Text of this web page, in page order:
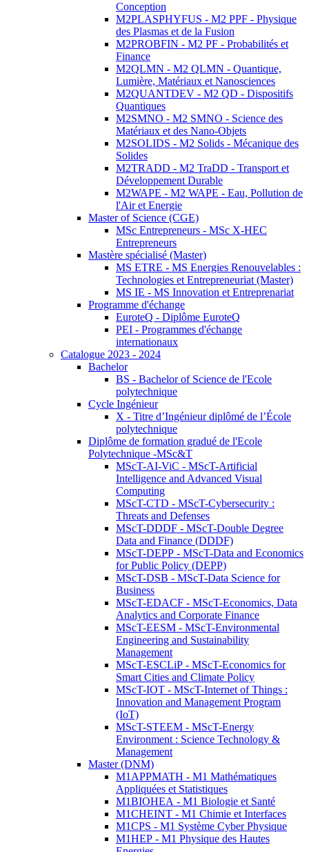
Conception
M2PLASPHYFUS - M2 PPF - Physique
des Plasmas et de la Fusion
M2PROBFIN - M2 PF - Probabilités et
Finance
M2QLMN - M2 QLMN - Quantique,
Lumière, Matériaux et Nanosciences
M2QUANTDEV - M2 QD - Dispositifs
Quantiques
M2SMNO - M2 SMNO - Science des
Matériaux et des Nano-Objets
M2SOLIDS - M2 Solids - Mécanique des
Solides
M2TRADD - M2 TraDD - Transport et
Développement Durable
M2WAPE - M2 WAPE - Eau, Pollution de
l'Air et Energie
Master of Science (CGE)
MSc Entrepreneurs - MSc X-HEC
Entrepreneurs
Mastère spécialisé (Master)
MS ETRE - MS Energies Renouvelables :
Technologies et Entrepreneuriat (Master)
MS IE - MS Innovation et Entreprenariat
Programme d'échange
EuroteQ - Diplôme EuroteQ
PEI - Programmes d'échange
internationaux
Catalogue 2023 - 2024
Bachelor
BS - Bachelor of Science de l'Ecole
polytechnique
Cycle Ingénieur
X - Titre d’Ingénieur diplômé de l’École
polytechnique
Diplôme de formation gradué de l'Ecole
Polytechnique -MSc&T
MScT-AI-ViC - MScT-Artificial
Intelligence and Advanced Visual
Computing
MScT-CTD - MScT-Cybersecurity :
Threats and Defenses
MScT-DDDF - MScT-Double Degree
Data and Finance (DDDF)
MScT-DEPP - MScT-Data and Economics
for Public Policy (DEPP)
MScT-DSB - MScT-Data Science for
Business
MScT-EDACF - MScT-Economics, Data
Analytics and Corporate Finance
MScT-EESM - MScT-Environmental
Engineering and Sustainability
Management
MScT-ESCLiP - MScT-Economics for
Smart Cities and Climate Policy
MScT-IOT - MScT-Internet of Things :
Innovation and Management Program
(IoT)
MScT-STEEM - MScT-Energy
Environment : Science Technology &
Management
Master (DNM)
M1APPMATH - M1 Mathématiques
Appliquées et Statistiques
M1BIOHEA - M1 Biologie et Santé
M1CHEINT - M1 Chimie et Interfaces
M1CPS - M1 Système Cyber Physique
M1HEP - M1 Physique des Hautes